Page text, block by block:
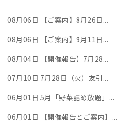
08月06日 【ご案内】8月26日...
08月06日 【ご案内】9月11日...
08月04日 【開催報告】7月28...
07月10日 7月28日（火）友引...
06月01日 5月「野菜詰め放題」...
06月01日 【開催報告とご案内】...